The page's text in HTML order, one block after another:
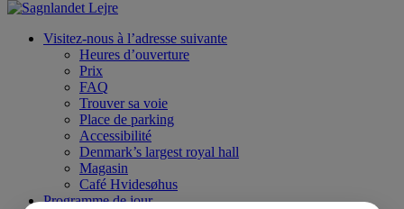
Visitez-nous à l’adresse suivante
Heures d’ouverture
Prix
FAQ
Trouver sa voie
Place de parking
Accessibilité
Denmark’s largest royal hall
Magasin
Café Hvidesøhus
Programme de jour